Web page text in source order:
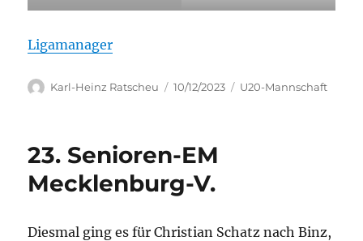
Ligamanager
Autor
Karl-Heinz Ratscheu
Veröffentlicht
10/12/2023 Kategorien
U20-Mannschaft
23. Senioren-EM
Mecklenburg-V.
Diesmal ging es für Christian Schatz nach Binz,